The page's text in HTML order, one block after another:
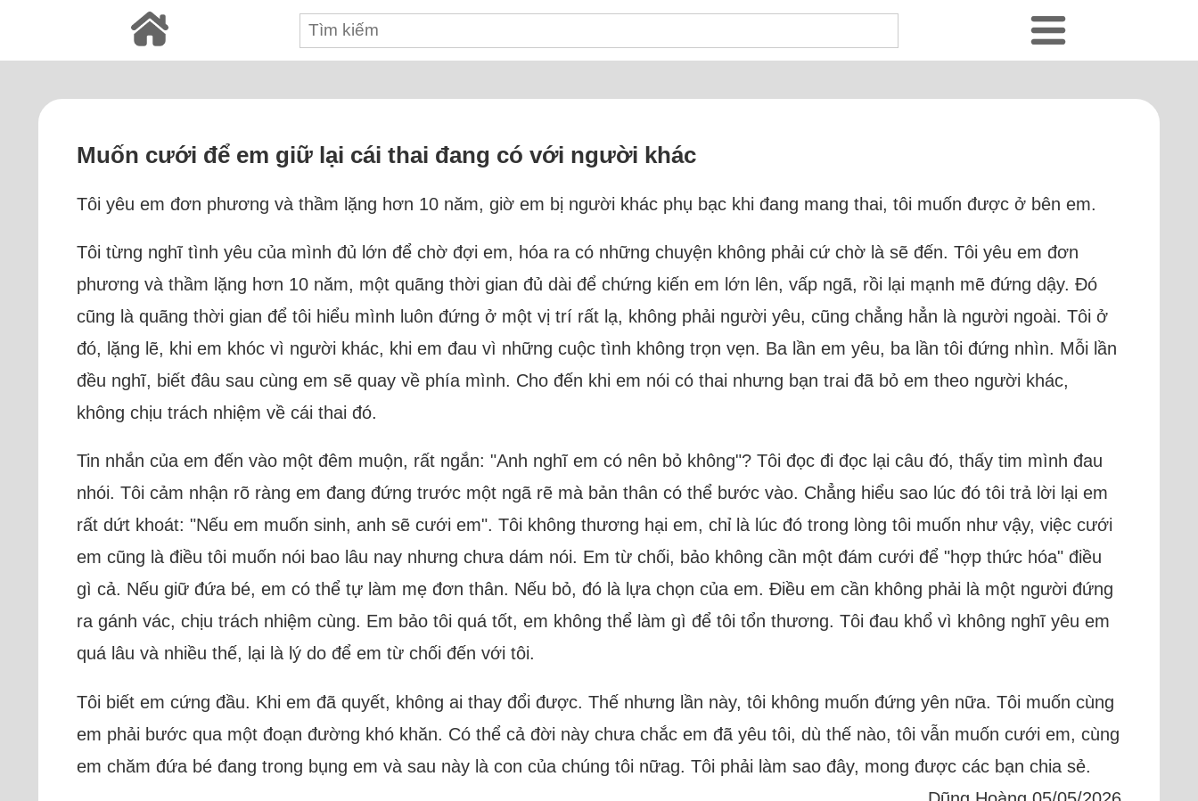
Muốn cưới để em giữ lại cái thai đang có với người khác
Tôi yêu em đơn phương và thầm lặng hơn 10 năm, giờ em bị người khác phụ bạc khi đang mang thai, tôi muốn được ở bên em.
Tôi từng nghĩ tình yêu của mình đủ lớn để chờ đợi em, hóa ra có những chuyện không phải cứ chờ là sẽ đến. Tôi yêu em đơn
phương và thầm lặng hơn 10 năm, một quãng thời gian đủ dài để chứng kiến em lớn lên, vấp ngã, rồi lại mạnh mẽ đứng dậy. Đó
cũng là quãng thời gian để tôi hiểu mình luôn đứng ở một vị trí rất lạ, không phải người yêu, cũng chẳng hẳn là người ngoài. Tôi ở
đó, lặng lẽ, khi em khóc vì người khác, khi em đau vì những cuộc tình không trọn vẹn. Ba lần em yêu, ba lần tôi đứng nhìn. Mỗi lần
đều nghĩ, biết đâu sau cùng em sẽ quay về phía mình. Cho đến khi em nói có thai nhưng bạn trai đã bỏ em theo người khác,
không chịu trách nhiệm về cái thai đó.
Tin nhắn của em đến vào một đêm muộn, rất ngắn: "Anh nghĩ em có nên bỏ không"? Tôi đọc đi đọc lại câu đó, thấy tim mình đau
nhói. Tôi cảm nhận rõ ràng em đang đứng trước một ngã rẽ mà bản thân có thể bước vào. Chẳng hiểu sao lúc đó tôi trả lời lại em
rất dứt khoát: "Nếu em muốn sinh, anh sẽ cưới em". Tôi không thương hại em, chỉ là lúc đó trong lòng tôi muốn như vậy, việc cưới
em cũng là điều tôi muốn nói bao lâu nay nhưng chưa dám nói. Em từ chối, bảo không cần một đám cưới để "hợp thức hóa" điều
gì cả. Nếu giữ đứa bé, em có thể tự làm mẹ đơn thân. Nếu bỏ, đó là lựa chọn của em. Điều em cần không phải là một người đứng
ra gánh vác, chịu trách nhiệm cùng. Em bảo tôi quá tốt, em không thể làm gì để tôi tổn thương. Tôi đau khổ vì không nghĩ yêu em
quá lâu và nhiều thế, lại là lý do để em từ chối đến với tôi.
Tôi biết em cứng đầu. Khi em đã quyết, không ai thay đổi được. Thế nhưng lần này, tôi không muốn đứng yên nữa. Tôi muốn cùng
em phải bước qua một đoạn đường khó khăn. Có thể cả đời này chưa chắc em đã yêu tôi, dù thế nào, tôi vẫn muốn cưới em, cùng
em chăm đứa bé đang trong bụng em và sau này là con của chúng tôi nữag. Tôi phải làm sao đây, mong được các bạn chia sẻ.